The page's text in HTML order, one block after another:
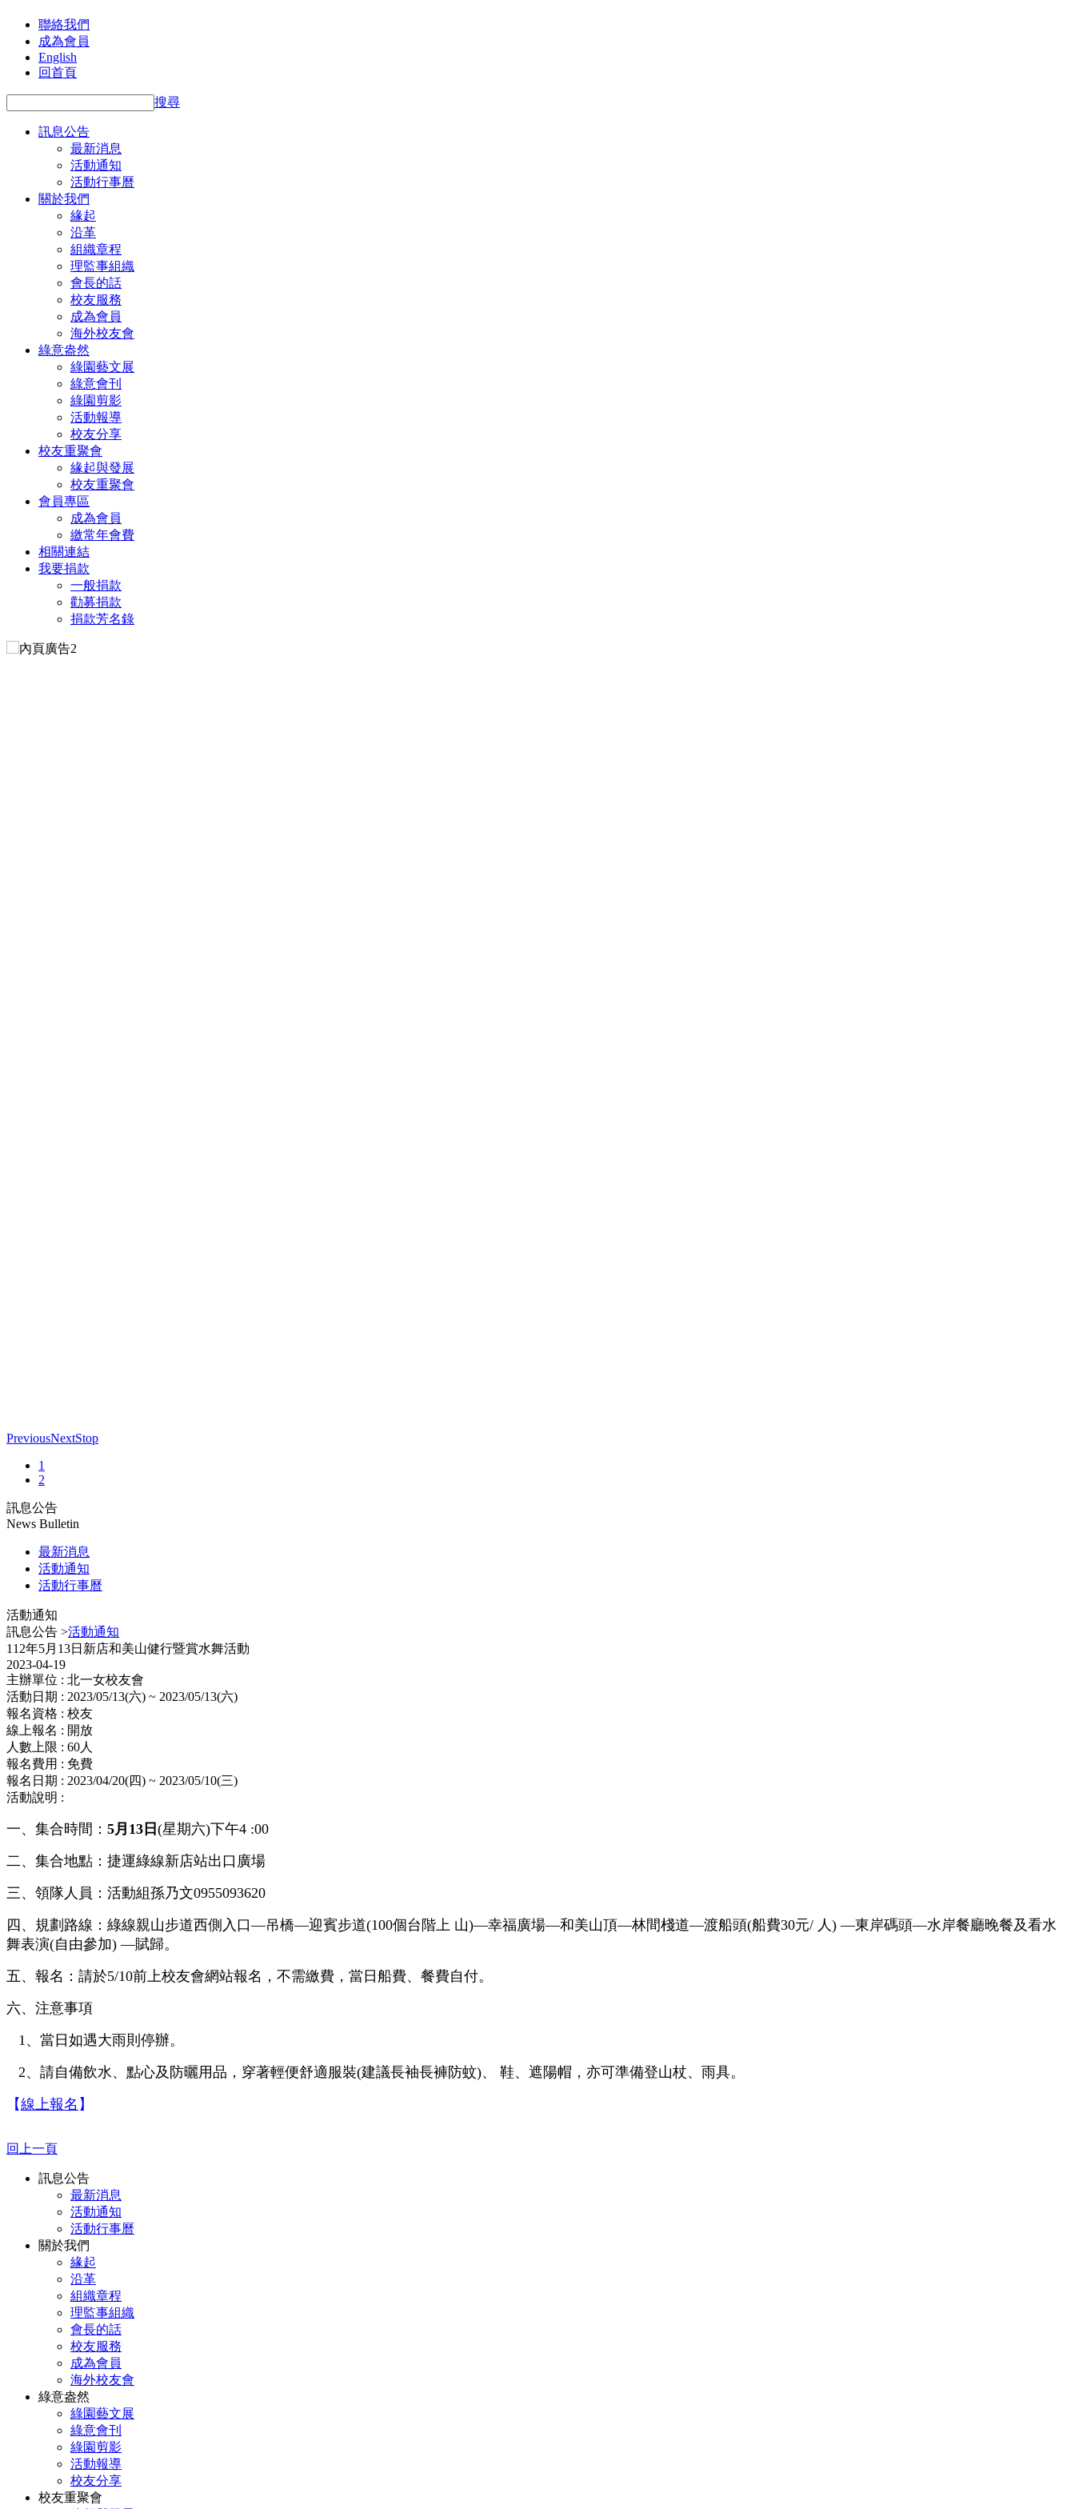
聯絡我們
成為會員
English
回首頁
搜尋
訊息公告
最新消息
活動通知
活動行事曆
關於我們
緣起
沿革
組織章程
理監事組織
會長的話
校友服務
成為會員
海外校友會
綠意盎然
綠園藝文展
綠意會刊
綠園剪影
活動報導
校友分享
校友重聚會
緣起與發展
校友重聚會
會員專區
成為會員
繳常年會費
相關連結
我要捐款
一般捐款
勸募捐款
捐款芳名錄
PreviousNextStop
1
2
訊息公告
News Bulletin
最新消息
活動通知
活動行事曆
活動通知
訊息公告 >活動通知
112年5月13日新店和美山健行暨賞水舞活動
2023-04-19
主辦單位 : 北一女校友會
活動日期 : 2023/05/13(六) ~ 2023/05/13(六)
報名資格 : 校友
線上報名 : 開放
人數上限 : 60人
報名費用 : 免費
報名日期 : 2023/04/20(四) ~ 2023/05/10(三)
活動說明 :
一、集合時間： 5月13日 (星期六)下午4 :00
二、集合地點：捷運綠線新店站出口廣場
三、領隊人員：活動組孫乃文0955093620
四、規劃路線：綠線親山步道西側入口—吊橋—迎賓步道(100個台階上 山)—幸福廣場—和美山頂—林間棧道—渡船頭(船費30元/ 人) —東岸碼頭—水岸餐廳晚餐及看水
舞表演(自由參加) —賦歸。
五、報名：請於5/10前上校友會網站報名，不需繳費，當日船費、餐費自付。
六、注意事項
1、當日如遇大雨則停辦。
2、請自備飲水、點心及防曬用品，穿著輕便舒適服裝(建議長袖長褲防蚊)、
鞋、遮陽帽，亦可準備登山杖、雨具。
【線上報名 】
回上一頁
訊息公告
最新消息
活動通知
活動行事曆
關於我們
緣起
沿革
組織章程
理監事組織
會長的話
校友服務
成為會員
海外校友會
綠意盎然
綠園藝文展
綠意會刊
綠園剪影
活動報導
校友分享
校友重聚會